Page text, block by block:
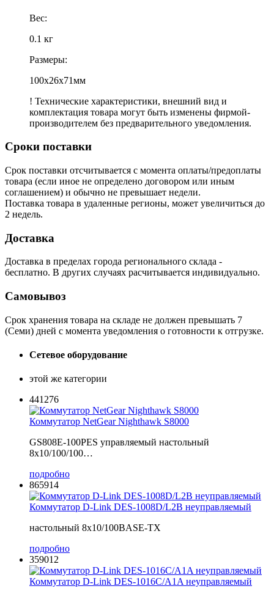
Вес:
0.1 кг
Размеры:
100x26x71мм
! Технические характеристики, внешний вид и
комплектация товара могут быть изменены фирмой-
производителем без предварительного уведомления.
Сроки поставки
Срок поставки отсчитывается с момента оплаты/предоплаты
товара (если иное не определено договором или иным
соглашением) и обычно не превышает недели.
Поставка товара в удаленные регионы, может увеличиться до
2 недель.
Доставка
Доставка в пределах города регионального склада -
бесплатно. В других случаях расчитывается индивидуально.
Самовывоз
Срок хранения товара на складе не должен превышать 7
(Семи) дней с момента уведомления о готовности к отгрузке.
Сетевое оборудование
этой же категории
441276
Коммутатор NetGear Nighthawk S8000
GS808E-100PES управляемый настольный
8x10/100/100…
подробно
865914
Коммутатор D-Link DES-1008D/L2B неуправляемый
настольный 8x10/100BASE-TX
подробно
359012
Коммутатор D-Link DES-1016C/A1A неуправляемый